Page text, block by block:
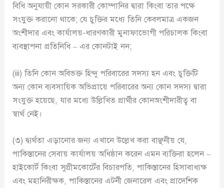
বিধি অনুযায়ী কোন সরকারী কোম্পানির দ্বারা কিংবা তার পক্ষে
সংযুক্ত করানো থাকে; যে চুক্তির মধ্যে তিনি কেবলমাত্র একজন
অংশীদার এবং কার্যালয়-ধারণকারী মুনাফাভোগী পরিচালক কিংবা
ব্যবস্থাপনা প্রতিনিধি – এর কোনটাই নন;
(iii) তিনি কোন অবিভক্ত হিন্দু পরিবারের সদস্য হন এবং চুক্তিটি
অন্য কোন ব্যবসায়িক অভিপ্রায়ে পরিবারের অন্য কোন সদস্য দ্বারা
সংযুক্ত হয়েছে, যার মধ্যে উল্লিখিত প্রার্থীর কোনঅংশীদারীত্ব বা
স্বার্থ নেই।
(৩) দ্ব্যর্থতা এড়ানোর জন্য এখানে উল্লেখ করা বাঞ্ছনীয় যে,
পাকিস্তানের সেবায় কার্যালয় অধিষ্ঠান করেন এমন ব্যক্তিরা হলেন –
হাইকোর্ট কিংবা সুপ্রীমকোর্টের বিচারপতি, পাকিস্তানের হিসাবাধ্যক্ষ
এবং মহানিরীক্ষক, পাকিস্তানের এটর্নী জেনারেল এবং প্রাদেশিক